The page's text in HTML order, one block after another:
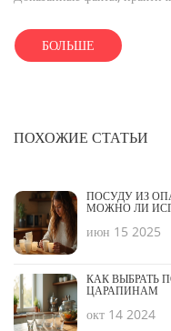
БОЛЬШЕ
ПОХОЖИЕ СТАТЬИ
ПОСУДУ ИЗ
МОЖНО ЛИ
июн 15 2025
КАК ВЫБРАТЬ
ЦАРАПИНАМ
окт 14 2024